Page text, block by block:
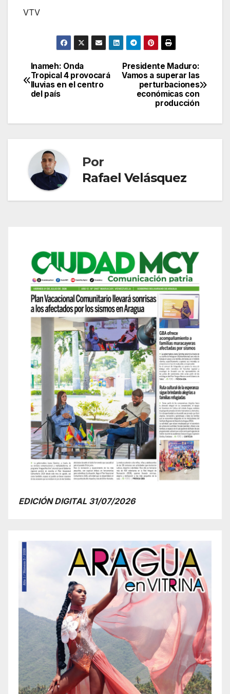
VTV
Navegación
de
Presidente Maduro:
Vamos a superar las
perturbaciones
económicas con
producción
Inameh: Onda
Tropical 4 provocará
lluvias en el centro
del país
Por
Rafael Velásquez
EDICIÓN DIGITAL 31/07/2026